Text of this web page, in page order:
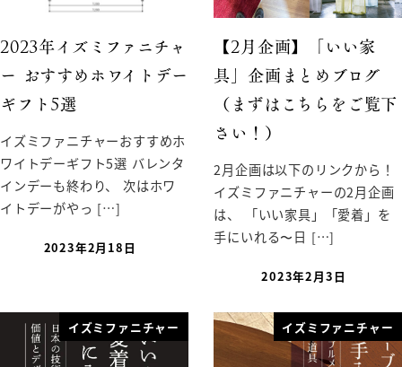
2023年イズミファニチャ
ー おすすめホワイトデー
ギフト5選
イズミファニチャーおすすめホ
ワイトデーギフト5選 バレンタ
インデーも終わり、 次はホワ
イトデーがやっ […]
2023年2月18日
【2月企画】「いい家
具」企画まとめブログ
（まずはこちらをご覧下
さい！）
2月企画は以下のリンクから！
イズミファニチャーの2月企画
は、 「いい家具」「愛着」を
手にいれる〜日 […]
2023年2月3日
イズミファニチャー イズミファニチャー